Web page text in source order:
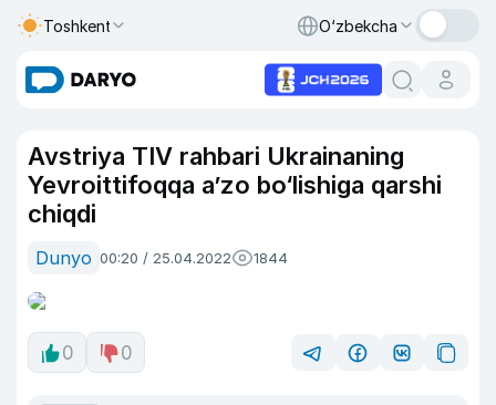
Toshkent O‘zbekcha
Avstriya TIV rahbari Ukrainaning
Yevroittifoqqa a’zo bo‘lishiga qarshi
chiqdi
Dunyo 00:20 / 25.04.2022 1844
0 0